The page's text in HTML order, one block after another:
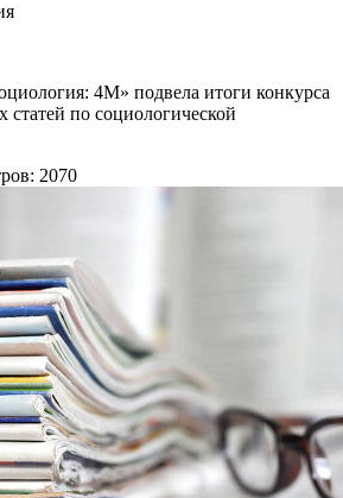
4М» подвела итоги конкурса
статей по социологической
2070